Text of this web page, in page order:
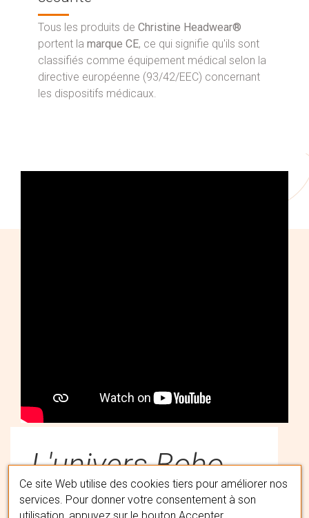
Tous les produits de Christine Headwear®
portent la marque CE, ce qui signifie qu'ils sont
classifiés comme équipement médical selon la
directive européenne (93/42/EEC) concernant
les dispositifs médicaux.
L'univers Boho
Ce site Web utilise des cookies tiers pour améliorer nos
services. Pour donner votre consentement à son
utilisation, appuyez sur le bouton Accepter.